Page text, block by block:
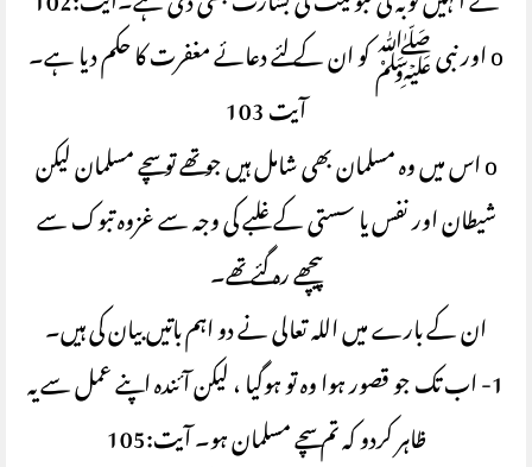
o اور نبی ﷺ کو ان کے لئے دعائے مغفرت کا حکم دیا ہے۔
آیت 103
o اس میں وہ مسلمان بھی شامل ہیں جو تھے تو سچے مسلمان لیکن
شیطان اور نفس یا سستی کے غلبے کی وجہ سے غزوہ تبوک سے
پیچھے رہ گئے تھے۔
ان کے بارے میں اللہ تعالی نے دو اہم باتیں بیان کی ہیں۔
1- اب تک جو قصور ہوا وہ تو ہوگیا ، لیکن آئندہ اپنے عمل سے یہ
ظاہر کردو کہ تم سچے مسلمان ہو۔ آیت:105